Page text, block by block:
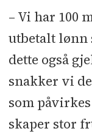
– Vi har 100
utbetalt lønn
dette også
snakker vi
som
skaper stor